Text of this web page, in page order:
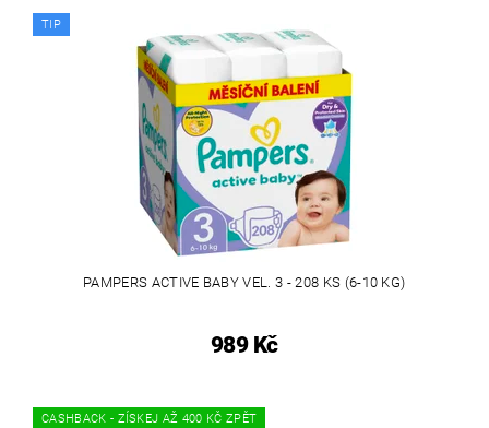
TIP
PAMPERS ACTIVE BABY VEL. 3 - 208 KS (6-10 KG)
989 Kč
CASHBACK - ZÍSKEJ AŽ 400 KČ ZPĚT